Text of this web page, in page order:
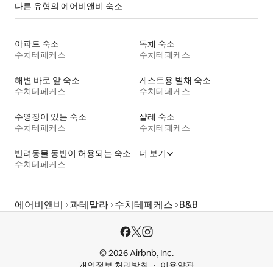
다른 유형의 에어비앤비 숙소
아파트 숙소
수치테페케스
독채 숙소
수치테페케스
해변 바로 앞 숙소
수치테페케스
게스트용 별채 숙소
수치테페케스
수영장이 있는 숙소
수치테페케스
샬레 숙소
수치테페케스
반려동물 동반이 허용되는 숙소
수치테페케스
더 보기
에어비앤비 과테말라 수치테페케스 B&B
© 2026 Airbnb, Inc.